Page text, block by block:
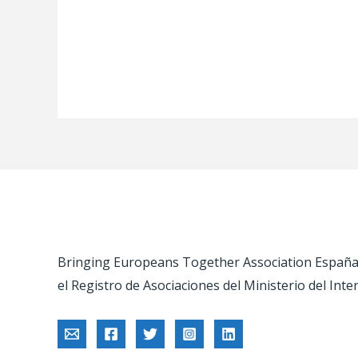
Bringing Europeans Together Association
el Registro de Asociaciones del Ministerio del